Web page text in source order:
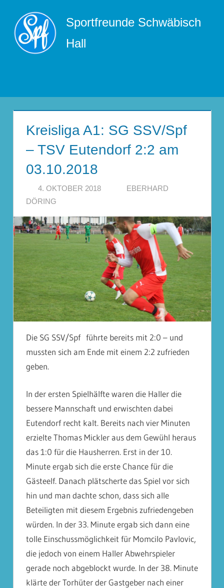
Inhalt
springen
Sportfreunde Schwäbisch
Hall
Kreisliga A1: SG SSV/Spf
– TSV Eutendorf 2:2 am
03.10.2018
4. OKTOBER 2018
EBERHARD
DÖRING
Die SG SSV/Spf führte bereits mit 2:0 – und
mussten sich am Ende mit einem 2:2 zufrieden
geben.
In der ersten Spielhälfte waren die Haller die
bessere Mannschaft und erwischten dabei
Eutendorf recht kalt. Bereits nach vier Minuten
erzielte Thomas Mickler aus dem Gewühl heraus
das 1:0 für die Hausherren. Erst in der 10.
Minute ergab sich die erste Chance für die
Gästeelf. Danach plätscherte das Spiel vor sich
hin und man dachte schon, dass sich alle
Beteiligten mit diesem Ergebnis zufriedengeben
würden. In der 33. Minute ergab sich dann eine
tolle Einschussmöglichkeit für Momcilo Pavlovic,
die jedoch von einem Haller Abwehrspieler
gerade noch abgeblockt wurde. In der 38. Minute
klärte der Torhüter der Gastgeber nach einer